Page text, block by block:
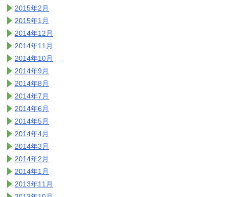
2015年2月
2015年1月
2014年12月
2014年11月
2014年10月
2014年9月
2014年8月
2014年7月
2014年6月
2014年5月
2014年4月
2014年3月
2014年2月
2014年1月
2013年11月